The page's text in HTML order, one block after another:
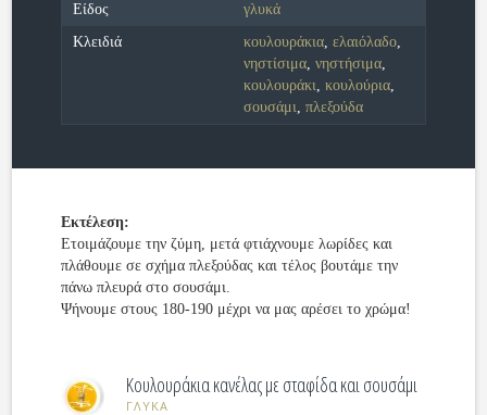
Είδος
γλυκά
Κλειδιά
κουλουράκια, ελαιόλαδο,
νηστίσιμα, νηστήσιμα,
κουλουράκι, κουλούρια,
σουσάμι, πλεξούδα
Εκτέλεση:
Ετοιμάζουμε την ζύμη, μετά φτιάχνουμε λωρίδες και
πλάθουμε σε σχήμα πλεξούδας και τέλος βουτάμε την
πάνω πλευρά στο σουσάμι.
Ψήνουμε στους 180-190 μέχρι να μας αρέσει το χρώμα!
Κουλουράκια κανέλας με σταφίδα και σουσάμι
ΓΛΥΚΑ